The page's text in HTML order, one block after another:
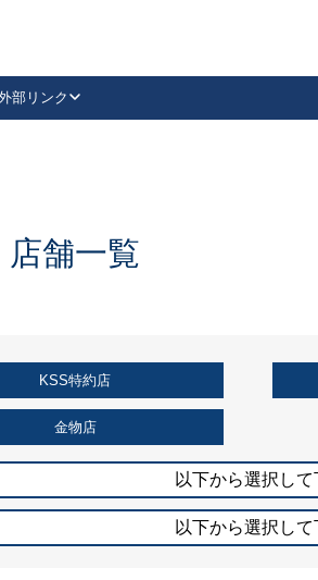
抗ウイルス・抗菌製品
部リンク
店舗一覧
KSS特約店
金物店
以下から選択し
以下から選択し